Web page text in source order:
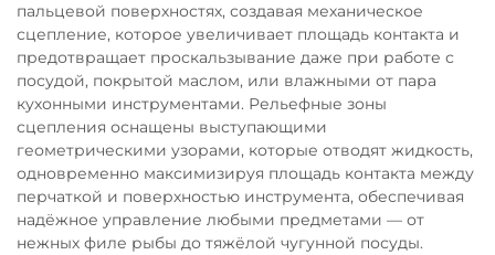
пальцевой поверхностях, создавая механическое
сцепление, которое увеличивает площадь контакта и
предотвращает проскальзывание даже при работе с
посудой, покрытой маслом, или влажными от пара
кухонными инструментами. Рельефные зоны
сцепления оснащены выступающими
геометрическими узорами, которые отводят жидкость,
одновременно максимизируя площадь контакта между
перчаткой и поверхностью инструмента, обеспечивая
надёжное управление любыми предметами — от
нежных филе рыбы до тяжёлой чугунной посуды.